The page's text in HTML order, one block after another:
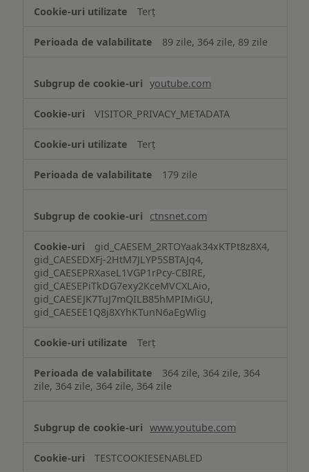
Terț
89 zile, 364 zile, 89 zile
youtube.com
VISITOR_PRIVACY_METADATA
Terț
179 zile
ctnsnet.com
gid_CAESEM_2RTOYaak34xKTPt8z8X4,
gid_CAESEDXFj-2HtM7JLYP5SBTAJq4,
gid_CAESEPRXaseL1VGP1rPcy-CBIRE,
gid_CAESEPiTkDG7exy2KceMVCXLAio,
gid_CAESEJK7TuJ7mQILB85hMPIMiGU,
gid_CAESEE1Q8j8XYhKTunN6aEgWlig
Terț
364 zile, 364 zile, 364
zile, 364 zile, 364 zile, 364 zile
www.youtube.com
TESTCOOKIESENABLED